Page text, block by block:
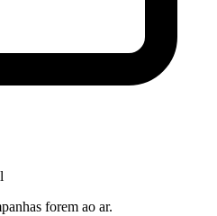
forem ao ar.